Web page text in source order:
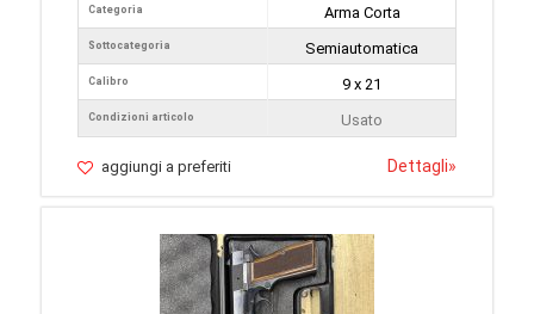
Categoria
Sottocategoria
Calibro
Condizioni articolo
Arma Corta
Semiautomatica
9 x 21
Usato
aggiungi a preferiti Dettagli»